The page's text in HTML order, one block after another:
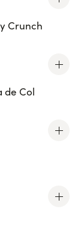
Crunch
de Col